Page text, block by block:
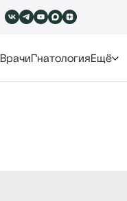
ВрачиГнатологияЕщё